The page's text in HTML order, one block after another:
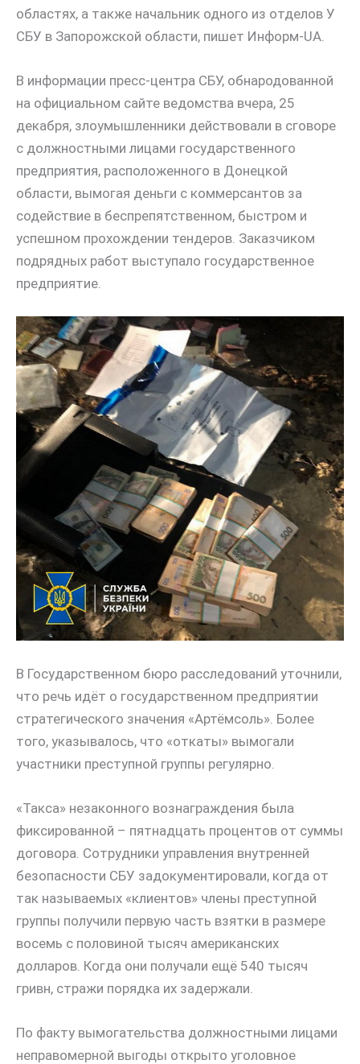
областях, а также начальник одного из отделов У
СБУ в Запорожской области, пишет Информ-UA.
В информации пресс-центра СБУ, обнародованной
на официальном сайте ведомства вчера, 25
декабря, злоумышленники действовали в сговоре
с должностными лицами государственного
предприятия, расположенного в Донецкой
области, вымогая деньги с коммерсантов за
содействие в беспрепятственном, быстром и
успешном прохождении тендеров. Заказчиком
подрядных работ выступало государственное
предприятие.
В Государственном бюро расследований уточнили,
что речь идёт о государственном предприятии
стратегического значения «Артёмсоль». Более
того, указывалось, что «откаты» вымогали
участники преступной группы регулярно.
«Такса» незаконного вознаграждения была
фиксированной – пятнадцать процентов от суммы
договора. Сотрудники управления внутренней
безопасности СБУ задокументировали, когда от
так называемых «клиентов» члены преступной
группы получили первую часть взятки в размере
восемь с половиной тысяч американских
долларов. Когда они получали ещё 540 тысяч
гривн, стражи порядка их задержали.
По факту вымогательства должностными лицами
неправомерной выгоды открыто уголовное